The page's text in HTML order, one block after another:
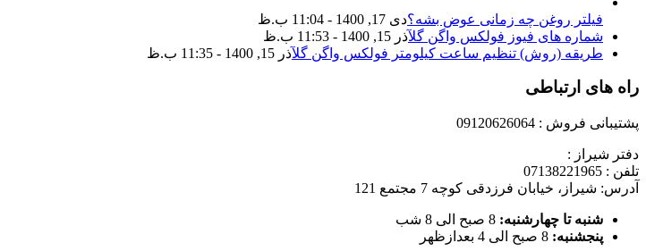
فیلتر روغن چه زمانی عوض بشه؟دی 17, 1400 - 11:04 ب.ظ
شماره های فیوز فولکس واگن گلآذر 15, 1400 - 11:53 ب.ظ
طریقه (روش) تنظیم ساعت کیلومتر فولکس واگن گلآذر 15, 1400 - 11:35 ب.ظ
راه های ارتباطی
پشتیبانی فروش : 09120626064
دفتر شیراز :
تلفن : 07138221965
آدرس: شیراز، خیابان فرزدقی کوچه 7 مجتمع 121
شنبه تا چهارشنبه: 8 صبح الی 8 شب
پنجشنبه: 8 صبح الی 4 بعدازظهر